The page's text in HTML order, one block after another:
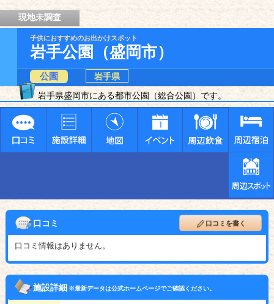
現地未調査
子供におすすめのお出かけスポット
岩手公園（盛岡市）
公園
岩手県
岩手県盛岡市にある都市公園（総合公園）です。
口コミ 口コミを書く
口コミ情報はありません。
施設詳細※最新データは公式ホームページでご確認ください。